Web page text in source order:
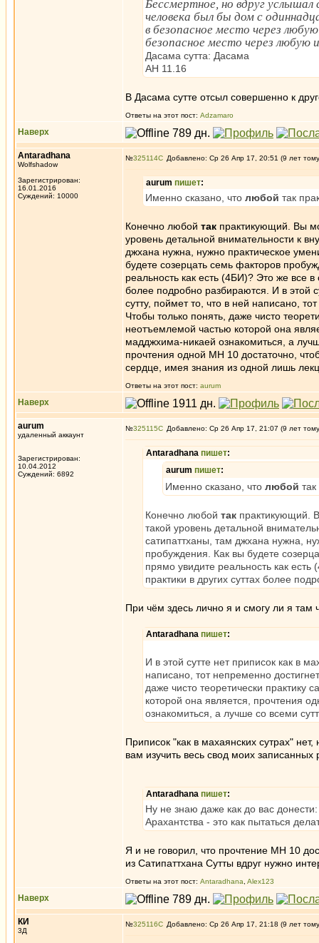
Бессмертное, но вдруг
человека был бы дом с
в безопасное место через
безопасное место через любую
Дасама сутта: Дасама
АН 11.16
В Дасама сутте отсыл совершенно к
Ответы на этот пост: Adzamaro
Наверх
Antaradhana
Wolfshadow
Зарегистрирован:
16.01.2016
Суждений: 10000
№325114 Добавлено: Ср 26 Апр 17, 20:51 (9 лет
aurum пишет:
Именно сказано, что любой так
Конечно любой так практикующий. Вы
уровень детальной внимательности к
джхана нужна, нужно практическое
будете созерцать семь факторов
реальность как есть (4БИ)? Это же все в
более подробно разбираются. И в этой
сутту, поймет то, что в ней написано,
Чтобы только понять, даже чисто
неотъемлемой частью которой она
мадджхима-никаей ознакомиться, а
прочтения одной МН 10 достаточно,
сердце, имея знания из одной лишь
Ответы на этот пост: aurum
Наверх
aurum
удаленный аккаунт
Зарегистрирован:
10.04.2012
Суждений: 6892
№325115 Добавлено: Ср 26 Апр 17, 21:07 (9 лет
Antaradhana пишет:
aurum пишет:
Именно сказано, что любой
Конечно любой так практикующий.
такой уровень детальной
сатипаттханы, там джхана нужна,
пробуждения. Как вы будете
прямо увидите реальность как
практики в других суттах более
При чём здесь лично я и смогу ли я там
Antaradhana пишет:
И в этой сутте нет приписок как в
написано, тот непременно
даже чисто теоретически практику
которой она является, прочтения
ознакомиться, а лучше со всеми
Приписок "как в махаянских сутрах"
вам изучить весь свод моих
Antaradhana пишет:
Ну не знаю даже как до вас
Арахантства - это как пытаться
Я и не говорил, что прочтение МН 10
из Сатипаттхана Сутты вдруг нужно
Ответы на этот пост: Antaradhana Alex123
Наверх
КИ
3Д
№325116 Добавлено: Ср 26 Апр 17, 21:18 (9 лет